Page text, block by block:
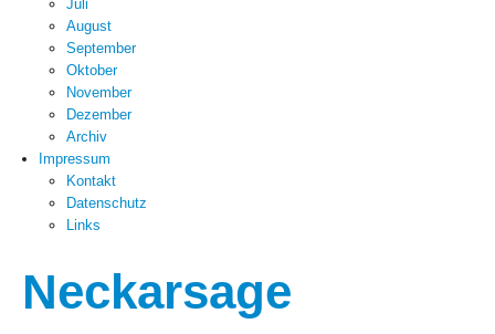
Juli
August
September
Oktober
November
Dezember
Archiv
Impressum
Kontakt
Datenschutz
Links
Neckarsage